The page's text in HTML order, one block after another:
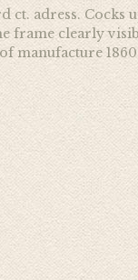
ct. adress. Cocks
frame clearly
manufacture